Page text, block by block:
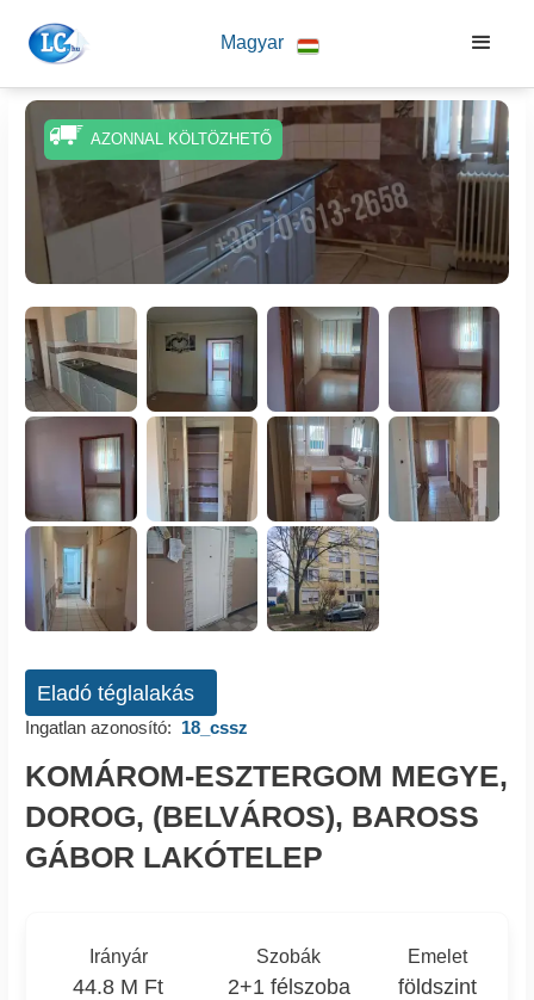
Magyar
AZONNAL KÖLTÖZHETŐ
Eladó téglalakás
Ingatlan azonosító: 18_cssz
KOMÁROM-ESZTERGOM MEGYE,
DOROG, (BELVÁROS), BAROSS
GÁBOR LAKÓTELEP
Irányár
44.8 M Ft
Szobák
2+1 félszoba
Emelet
földszint